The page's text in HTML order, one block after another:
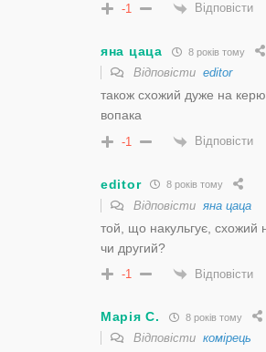
-1 Відповісти
яна цаца 8 років тому
Відповісти editor
також схожий дуже на
вопака
-1 Відповісти
editor 8 років тому
Відповісти яна цаца
той, що накульгує, схожий
чи другий?
-1 Відповісти
Марія С. 8 років тому
Відповісти комірець